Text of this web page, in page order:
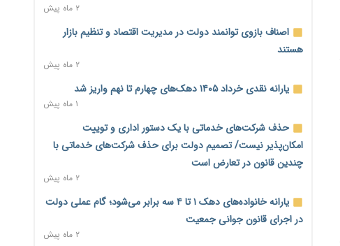
پیش‌بینی افزایش تولید برنج؛ نیاز وارداتی کشور به ۵۰۰ هزار تن
کاهش می‌یابد
امضای تفاهم‌نامه تجاری ایران و پاکستان؛ هدف‌گذاری تجارت ۱۰
میلیارد دلاری
۲ روز پیش
اختیارات جدید گمرکات برای تمدید ورود موقت کالا و خودرو تا
پایان شهریور ابلاغ شد
فهرست کالاهای فولادی و فلزات مشمول بازگشت ۱۰۰ درصد ارز
صادراتی ابلاغ شد
۲ ماه پیش
اصناف بازوی توانمند دولت در مدیریت اقتصاد و تنظیم بازار
هستند
۲ ماه پیش
یارانه نقدی خرداد ۱۴۰۵ دهک‌های چهارم تا نهم واریز شد
۱ ماه پیش
حذف شرکت‌های خدماتی با یک دستور اداری و توییت
امکان‌پذیر نیست/ تصمیم دولت برای حذف شرکت‌های خدماتی با
چندین قانون در تعارض است
۲ ماه پیش
یارانه خانواده‌های دهک ۱ تا ۴ سه برابر می‌شود؛ گام عملی دولت
در اجرای قانون جوانی جمعیت
۲ ماه پیش